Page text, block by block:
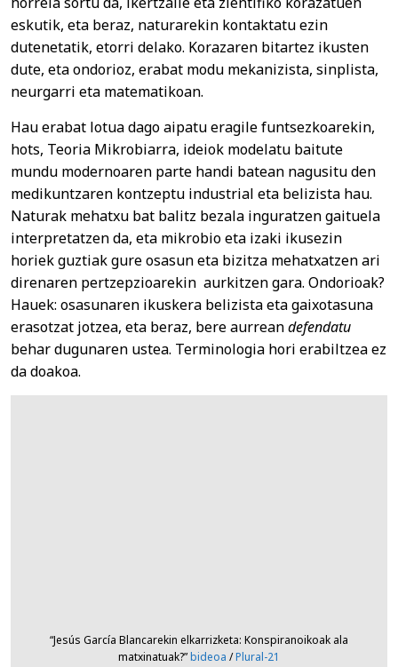
eskutik, eta beraz, naturarekin kontaktatu ezin
dutenetatik, etorri delako. Korazaren bitartez ikusten
dute, eta ondorioz, erabat modu mekanizista, sinplista,
neurgarri eta matematikoan.
Hau erabat lotua dago aipatu eragile funtsezkoarekin,
hots, Teoria Mikrobiarra, ideiok modelatu baitute
mundu modernoaren parte handi batean nagusitu den
medikuntzaren kontzeptu industrial eta belizista hau.
Naturak mehatxu bat balitz bezala inguratzen gaituela
interpretatzen da, eta mikrobio eta izaki ikusezin
horiek guztiak gure osasun eta bizitza mehatxatzen ari
direnaren pertzepzioarekin aurkitzen gara. Ondorioak?
Hauek: osasunaren ikuskera belizista eta gaixotasuna
erasotzat jotzea, eta beraz, bere aurreandefendatu
behar dugunaren ustea. Terminologia hori erabiltzea ez
da doakoa.
“Jesús García Blancarekin elkarrizketa: Konspiranoikoak ala
matxinatuak?”bideoa /Plural-21